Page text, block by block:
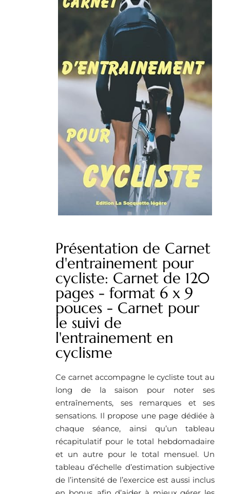
Présentation de Carnet
d'entrainement pour
cycliste: Carnet de 120
pages - format 6 x 9
pouces - Carnet pour
le suivi de
l'entrainement en
cyclisme
Ce carnet accompagne le cycliste tout au
long de la saison pour noter ses
entraînements, ses remarques et ses
sensations. Il propose une page dédiée à
chaque séance, ainsi qu’un tableau
récapitulatif pour le total hebdomadaire
et un autre pour le total mensuel. Un
tableau d’échelle d’estimation subjective
de l’intensité de l’exercice est aussi inclus